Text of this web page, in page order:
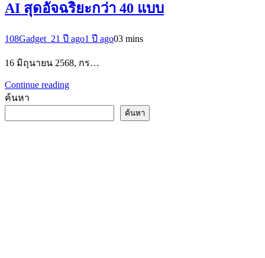
AI สุดอัจฉริยะกว่า 40 แบบ
108Gadget_21 ปี ago1 ปี ago03 mins
16 มิถุนายน 2568, กร…
Continue reading
ค้นหา
ค้นหา